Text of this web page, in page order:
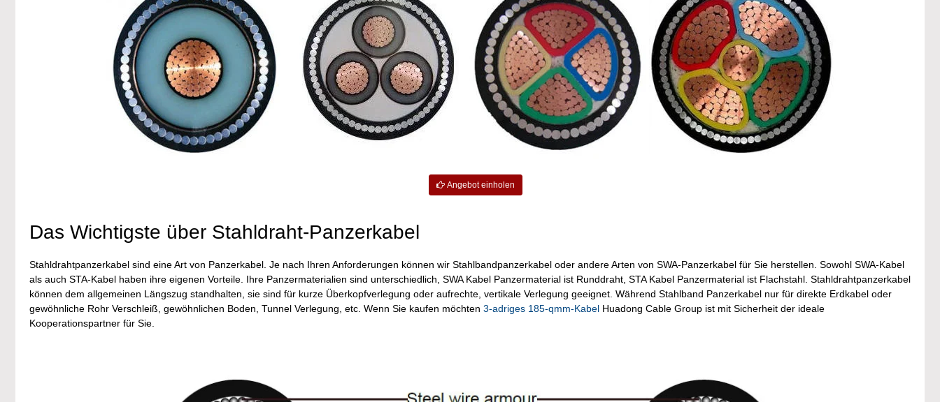
Angebot einholen
Das Wichtigste über Stahldraht-Panzerkabel
Stahldrahtpanzerkabel sind eine Art von Panzerkabel. Je nach Ihren Anforderungen können wir Stahlbandpanzerkabel oder andere Arten von SWA-Panzerkabel für Sie herstellen. Sowohl SWA-Kabel
als auch STA-Kabel haben ihre eigenen Vorteile. Ihre Panzermaterialien sind unterschiedlich, SWA Kabel Panzermaterial ist Runddraht, STA Kabel Panzermaterial ist Flachstahl. Stahldrahtpanzerkabel
können dem allgemeinen Längszug standhalten, sie sind für kurze Überkopfverlegung oder aufrechte, vertikale Verlegung geeignet. Während Stahlband Panzerkabel nur für direkte Erdkabel oder
gewöhnliche Rohr Verschleiß, gewöhnlichen Boden, Tunnel Verlegung, etc. Wenn Sie kaufen möchten 3-adriges 185-qmm-Kabel Huadong Cable Group ist mit Sicherheit der ideale
Kooperationspartner für Sie.